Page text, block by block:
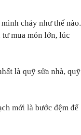
chảy như thế nào.
mua món lớn, lúc
là quỹ sửa nhà, quỹ
mới là bước đệm để